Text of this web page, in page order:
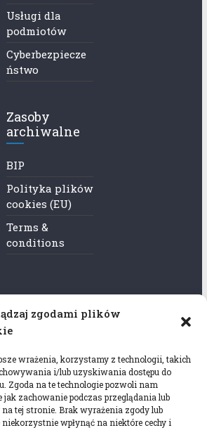
zgodami plików
wrażenia, korzystamy z technologii, takich
i/lub uzyskiwania dostępu do
Zgoda na te technologie pozwoli nam
jak zachowanie podczas przeglądania lub
tej stronie. Brak wyrażenia zgody lub
wpłynąć na niektóre cechy i
Usługi dla
podmiotów
Cyberbezpiecze
ństwo
Zasoby
archiwalne
BIP
Polityka plików
cookies (EU)
Terms &
conditions